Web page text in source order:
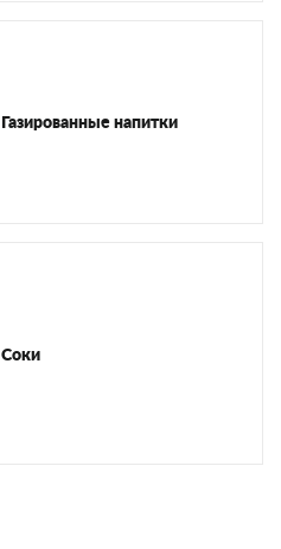
Газированные напитки
Соки